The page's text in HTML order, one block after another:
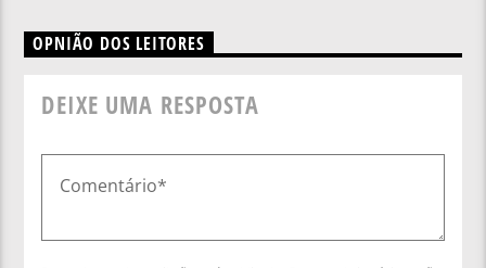
OPNIÃO DOS LEITORES
DEIXE UMA RESPOSTA